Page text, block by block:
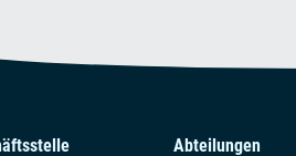
Abteilungen